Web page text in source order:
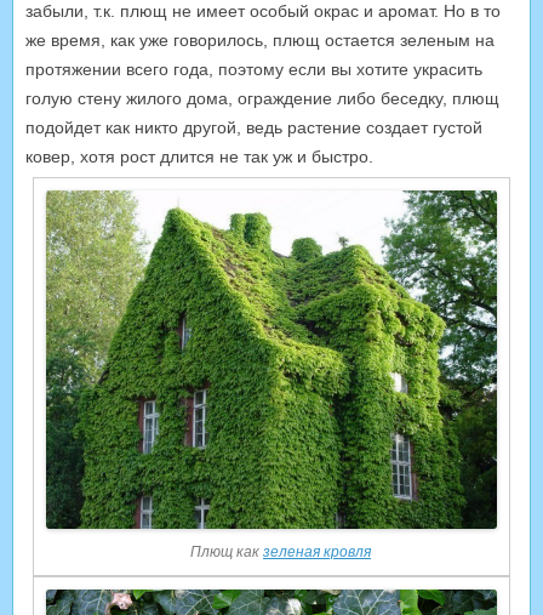
забыли, т.к. плющ не имеет особый окрас и аромат. Но в то
же время, как уже говорилось, плющ остается зеленым на
протяжении всего года, поэтому если вы хотите украсить
голую стену жилого дома, ограждение либо беседку, плющ
подойдет как никто другой, ведь растение создает густой
ковер, хотя рост длится не так уж и быстро.
Плющ как зеленая кровля